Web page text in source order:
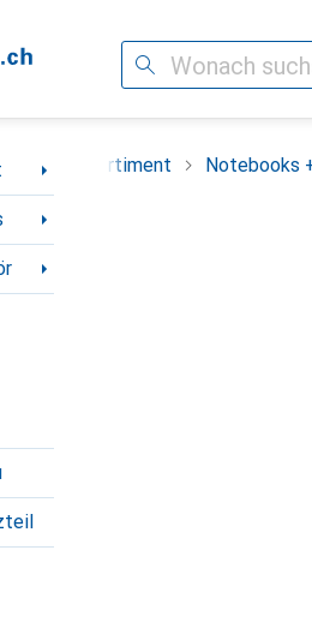
Suche
Gesamtsortiment Notebooks